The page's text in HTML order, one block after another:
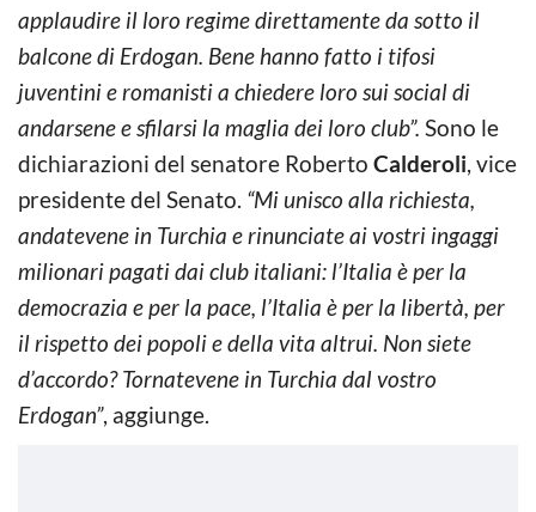
applaudire il loro regime direttamente da sotto il
balcone di Erdogan. Bene hanno fatto i tifosi
juventini e romanisti a chiedere loro sui social di
andarsene e sfilarsi la maglia dei loro club”. Sono le
dichiarazioni del senatore Roberto Calderoli, vice
presidente del Senato. “Mi unisco alla richiesta,
andatevene in Turchia e rinunciate ai vostri ingaggi
milionari pagati dai club italiani: l’Italia è per la
democrazia e per la pace, l’Italia è per la libertà, per
il rispetto dei popoli e della vita altrui. Non siete
d’accordo? Tornatevene in Turchia dal vostro
Erdogan”, aggiunge.